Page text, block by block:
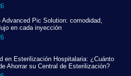
Advanced Pic Solution: comodidad,
en cada inyección
en Esterilización Hospitalaria: ¿Cuánto
Ahorrar su Central de Esterilización?